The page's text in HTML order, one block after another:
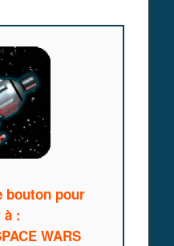
bouton pour
à :
WARS